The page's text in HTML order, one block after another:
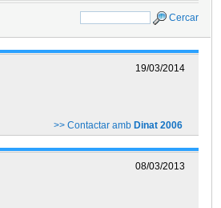
Cercar
19/03/2014
>> Contactar amb Dinat 2006
08/03/2013